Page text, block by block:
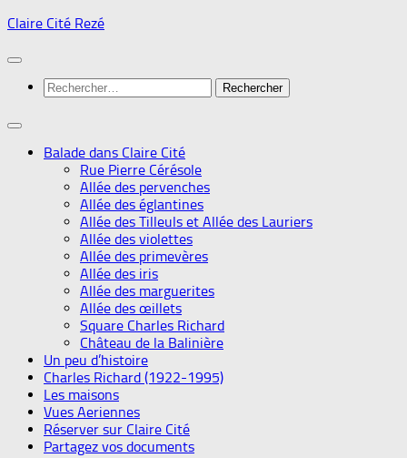
Skip
content
Claire Cité Rezé
Rechercher :
Balade dans Claire Cité
Rue Pierre Cérésole
Allée des pervenches
Allée des églantines
Allée des Tilleuls et Allée des Lauriers
Allée des violettes
Allée des primevères
Allée des iris
Allée des marguerites
Allée des œillets
Square Charles Richard
Château de la Balinière
Un peu d’histoire
Charles Richard (1922-1995)
Les maisons
Vues Aeriennes
Réserver sur Claire Cité
Partagez vos documents